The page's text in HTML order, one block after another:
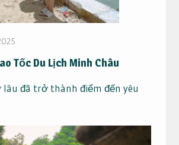
Tốc Du Lịch Minh Châu
lâu đã trở thành điểm đến yêu